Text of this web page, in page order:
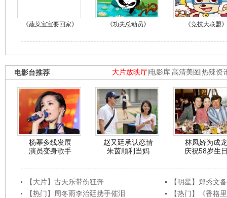
《蔬菜宝宝要回家》 《功夫总动员》 《竞技大联盟》
大片放映厅 电影库 高清美图 热辣资
电影台推荐
杨幂多线发展
演员变身歌手
赵又廷承认恋情
朱茵顺利当妈
林凤娇为成龙
庆祝58岁生
【大片】古天乐带伤狂奔
【明星】郑秀文
【热门】周冬雨李治廷携手催泪
【热门】《香格